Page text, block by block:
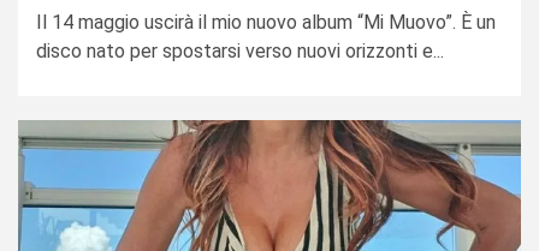
Il 14 maggio uscirà il mio nuovo album “Mi Muovo”. È un
disco nato per spostarsi verso nuovi orizzonti e...